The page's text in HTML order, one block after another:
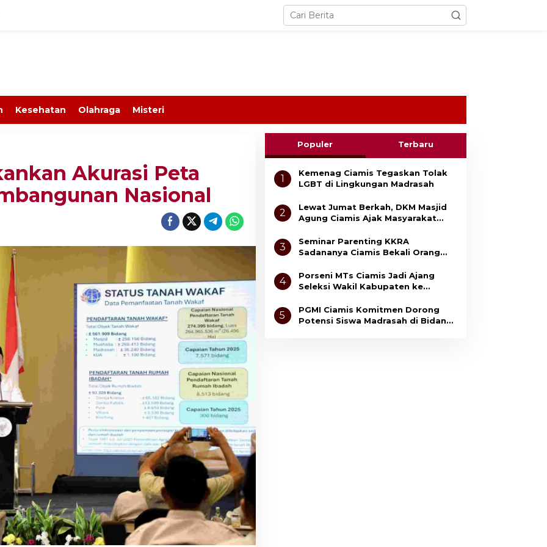
Kesehatan Olahraga Misteri
Akurasi Peta
Nasional
Populer Terbaru
1
Kemenag Ciamis Tegaskan Tolak
LGBT di Lingkungan Madrasah
2
Lewat Jumat Berkah, DKM Masjid
Agung Ciamis Ajak Masyarakat
3
Seminar Parenting KKRA
Sadananya Ciamis Bekali Orang
Anak
4
Porseni MTs Ciamis Jadi Ajang
Seleksi Wakil Kabupaten ke
5
PGMI Ciamis Komitmen Dorong
Potensi Siswa Madrasah di Bidang